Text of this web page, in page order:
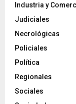
Industria y
Judiciales
Necrológicas
Policiales
Política
Regionales
Sociales